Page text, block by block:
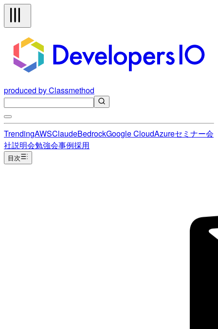
produced by Classmethod
TrendingAWSClaudeBedrockGoogle CloudAzureセミナー会
社説明会勉強会事例採用
目次